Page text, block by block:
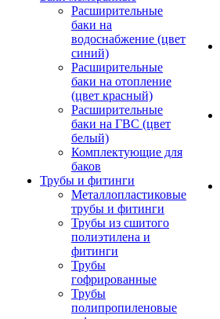
Расширительные
баки на
водоснабжение (цвет
синий)
Расширительные
баки на отопление
(цвет красный)
Расширительные
баки на ГВС (цвет
белый)
Комплектующие для
баков
Трубы и фитинги
Металлопластиковые
трубы и фитинги
Трубы из сшитого
полиэтилена и
фитинги
Трубы
гофрированные
Трубы
полипропиленовые